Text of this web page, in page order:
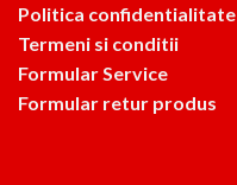
Politica confidentialitate
Termeni si conditii
Formular Service
Formular retur produs